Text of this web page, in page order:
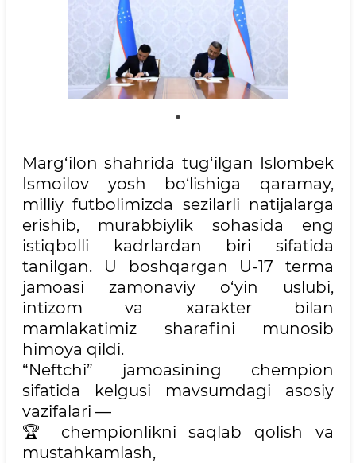
Marg‘ilon shahrida tug‘ilgan Islombek
Ismoilov yosh bo‘lishiga qaramay,
milliy futbolimizda sezilarli natijalarga
erishib, murabbiylik sohasida eng
istiqbolli kadrlardan biri sifatida
tanilgan. U boshqargan U-17 terma
jamoasi zamonaviy o‘yin uslubi,
intizom va xarakter bilan
mamlakatimiz sharafini munosib
himoya qildi.
“Neftchi” jamoasining chempion
sifatida kelgusi mavsumdagi asosiy
vazifalari —
🏆 chempionlikni saqlab qolish va
mustahkamlash,